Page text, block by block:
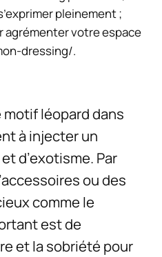
pleinement ;
agrémenter votre espace
dressing/.
motif léopard dans
à injecter un
d’exotisme. Par
ou des
comme le
est de
et la sobriété pour